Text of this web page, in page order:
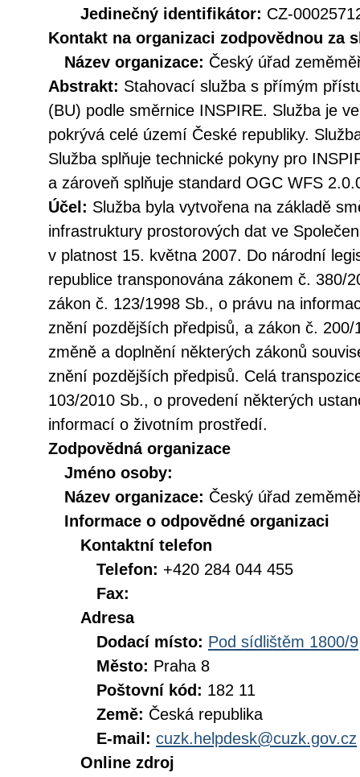
Jedinečný identifikátor: CZ-
Kontakt na organizaci zodpovědnou za
Název organizace: Český úřad
Abstrakt: Stahovací služba s přímým
(BU) podle směrnice INSPIRE. Služba je
pokrývá celé území České republiky.
Služba splňuje technické pokyny pro
a zároveň splňuje standard OGC WFS
Účel: Služba byla vytvořena na základě
infrastruktury prostorových dat ve
v platnost 15. května 2007. Do národní
republice transponována zákonem č. 380/
zákon č. 123/1998 Sb., o právu na
znění pozdějších předpisů, a zákon č.
změně a doplnění některých zákonů
znění pozdějších předpisů. Celá
103/2010 Sb., o provedení některých
informací o životním prostředí.
Zodpovědná organizace
Jméno osoby:
Název organizace: Český úřad
Informace o odpovědné organizaci
Kontaktní telefon
Telefon: +420 284 044 455
Fax:
Adresa
Dodací místo: Pod sídlištěm 1800/9
Město: Praha 8
Poštovní kód: 182 11
Země: Česká republika
E-mail: cuzk.helpdesk@cuzk.gov.cz
Online zdroj